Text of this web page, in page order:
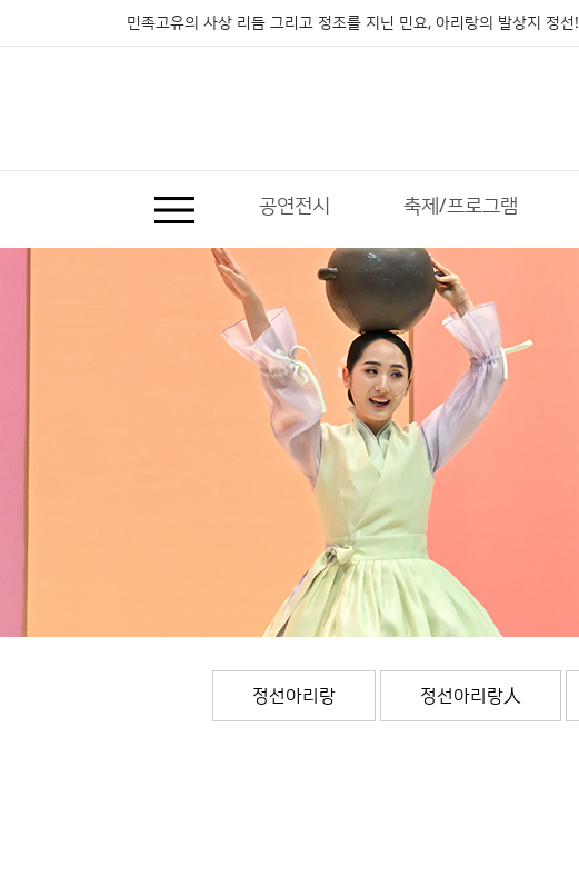
민족고유의 사상 리듬 그리고 정조를 지닌 민요, 아리랑의 발상지 정선!
공연전시 축제/프로그램
정선아리랑 정선아리랑人